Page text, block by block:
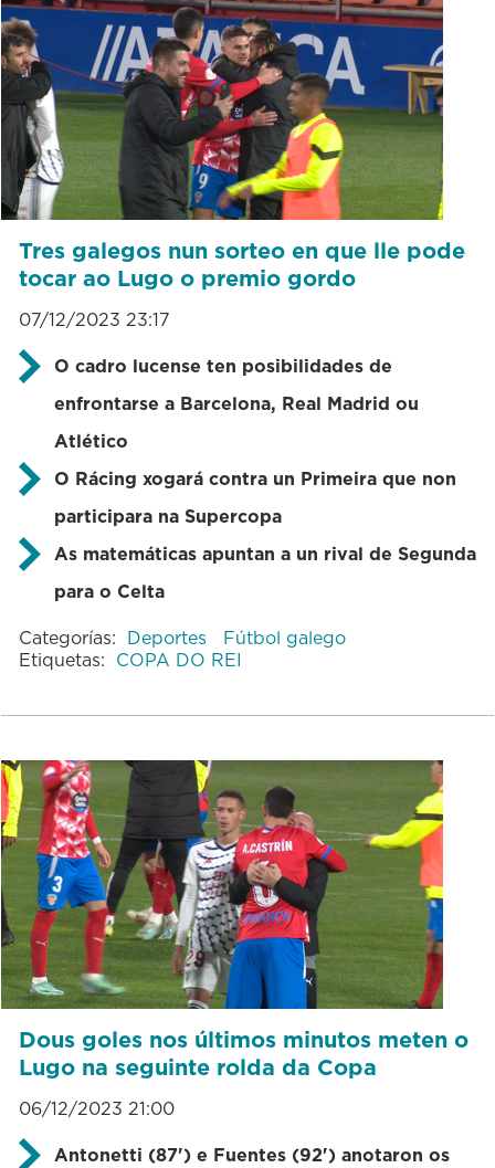
Tres galegos nun sorteo en que lle pode
tocar ao Lugo o premio gordo
07/12/2023 23:17
O cadro lucense ten posibilidades de
enfrontarse a Barcelona, Real Madrid ou
Atlético
O Rácing xogará contra un Primeira que non
participara na Supercopa
As matemáticas apuntan a un rival de Segunda
para o Celta
Categorías: Deportes
Fútbol galego
Etiquetas: COPA DO REI
Dous goles nos últimos minutos meten o
Lugo na seguinte rolda da Copa
06/12/2023 21:00
Antonetti (87') e Fuentes (92') anotaron os